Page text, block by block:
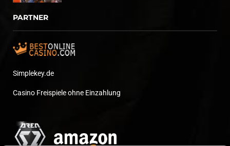
PARTNER
Simplekey.de
Casino Freispiele ohne Einzahlung